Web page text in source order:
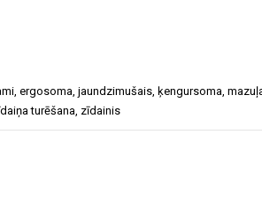
, ergosoma, jaundzimušais, ķengursoma,
turēšana, zīdainis